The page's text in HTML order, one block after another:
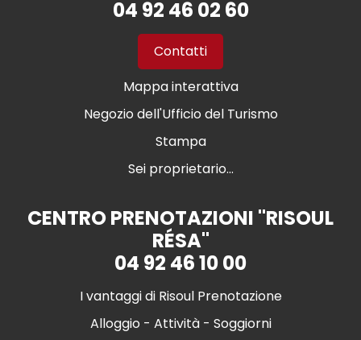
04 92 46 02 60
Contatti
Mappa interattiva
Negozio dell'Ufficio del Turismo
Stampa
Sei proprietario...
CENTRO PRENOTAZIONI "RISOUL
RÉSA"
04 92 46 10 00
I vantaggi di Risoul Prenotazione
Alloggio - Attività - Soggiorni